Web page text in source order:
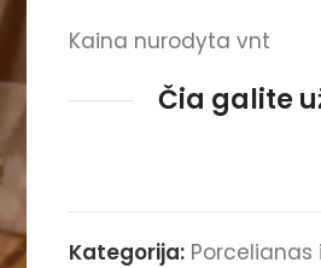
Kaina nurodyta vnt
Čia galite
Kategorija: Porcelianas